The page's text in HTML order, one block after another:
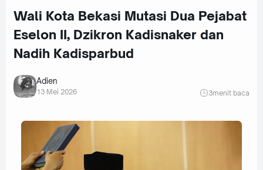
Wali Kota Bekasi Mutasi Dua Pejabat
Eselon II, Dzikron Kadisnaker dan
Nadih Kadisparbud
Adien
13 Mei 2026 3menit baca